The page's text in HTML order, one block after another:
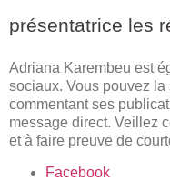
présentatrice les
Adriana Karembeu est
sociaux. Vous pouvez
commentant ses
message direct. Veillez
et à faire preuve de
Facebook